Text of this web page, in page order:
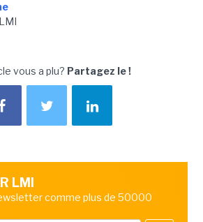
vous a plu? Partagez le !
LMI
comme plus de 50000